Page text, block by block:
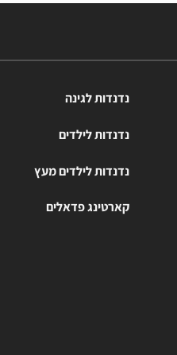
נדנדות לגינה
נדנדות לילדים
נדנדות לילדים מעץ
קארטינג פדאלים